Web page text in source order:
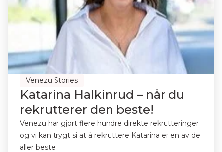
Venezu Stories
Katarina Halkinrud – når du
rekrutterer den beste!
Venezu har gjort flere hundre direkte rekrutteringer
og vi kan trygt si at å rekruttere Katarina er en av de
aller beste